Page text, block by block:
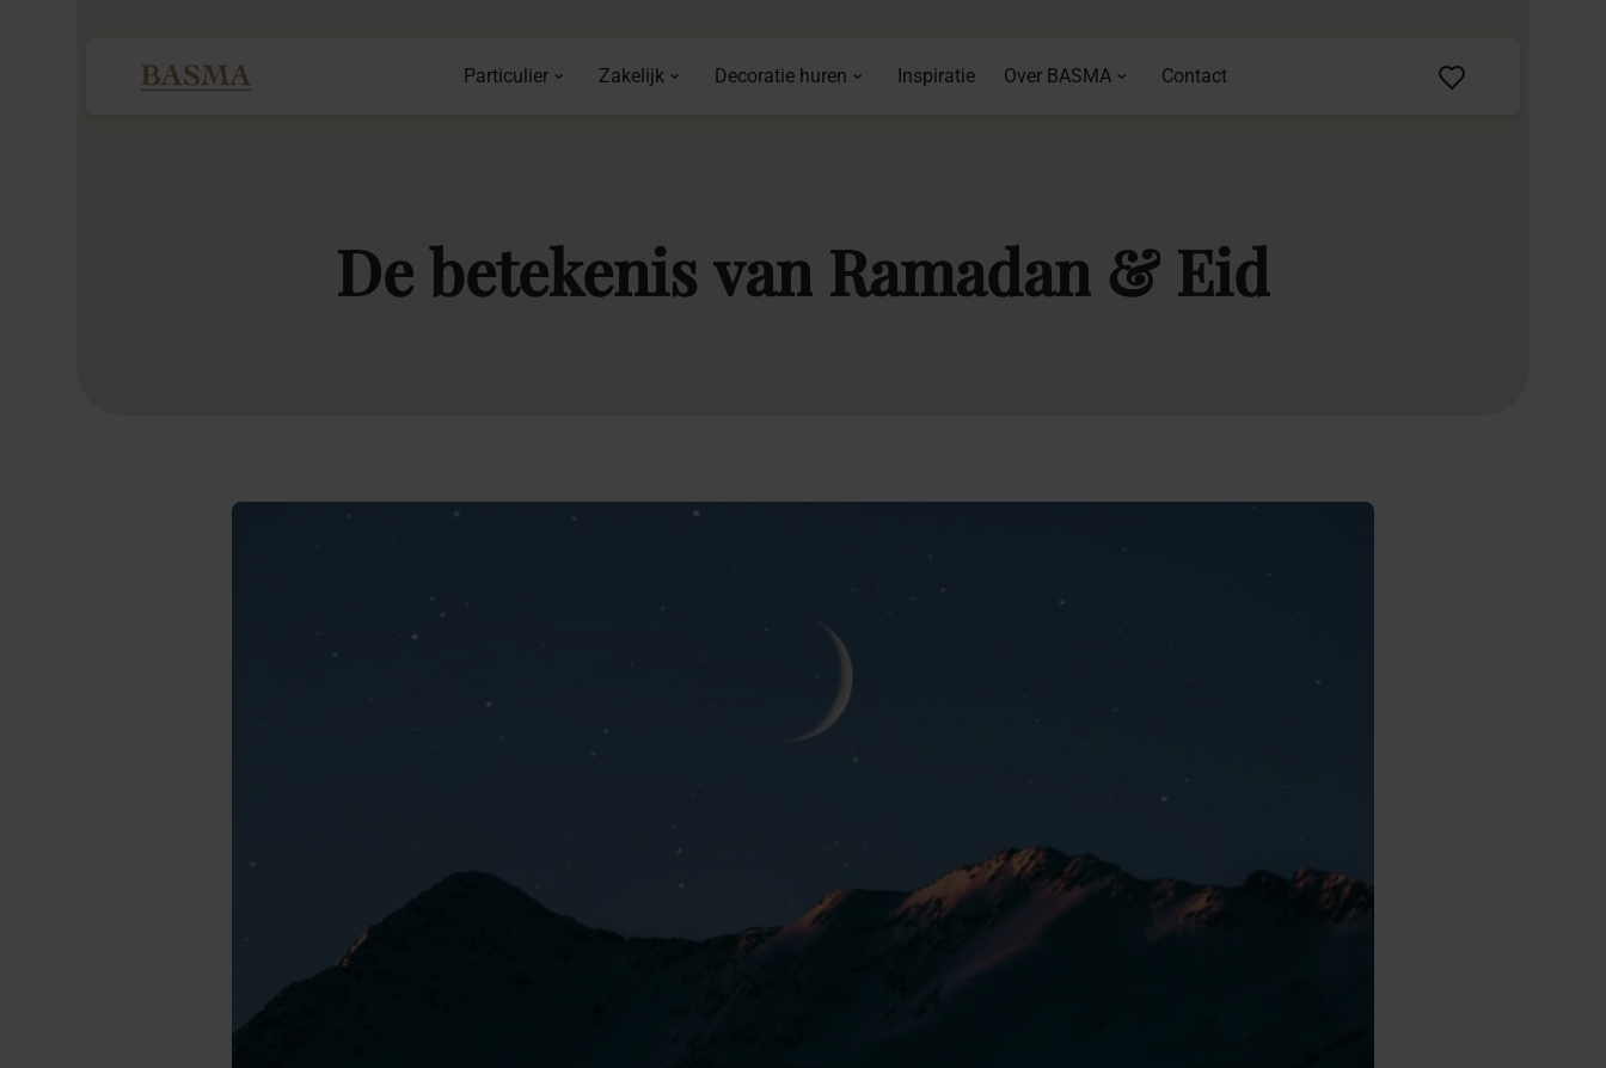
Particulier Zakelijk Decoratie huren Inspiratie Over BASMA Contact
Debetekenis van Ramadan & Eid